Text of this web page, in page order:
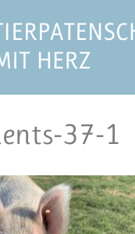
37-1